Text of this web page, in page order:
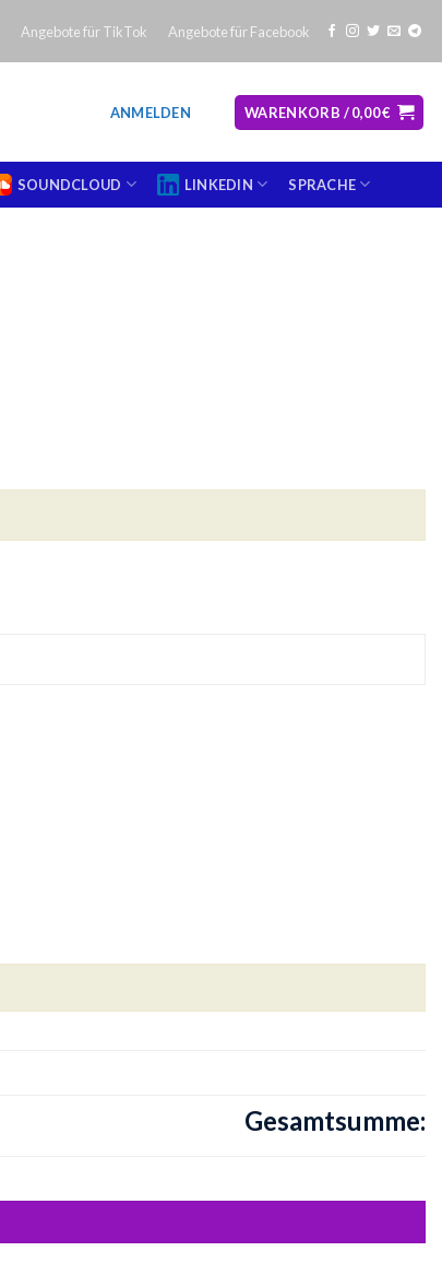
Angebote für TikTok Angebote für Facebook
ANMELDEN WARENKORB /0,00€
SOUNDCLOUD LINKEDIN SPRACHE
Gesamtsumme: